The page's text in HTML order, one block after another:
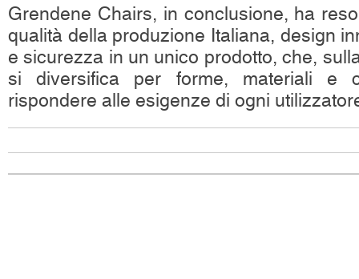
Grendene Chairs, in conclusione, ha
qualità della produzione Italiana, design
e sicurezza in un unico prodotto, che,
si diversifica per forme, materiali e
rispondere alle esigenze di ogni